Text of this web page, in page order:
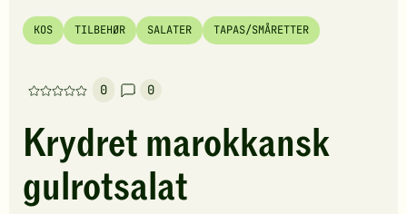
KOS TILBEHØR SALATER TAPAS/SMÅRETTER
0
Denne
har
foreløpig
ingen
vurderinger.
0
Krydret marokkansk
gulrotsalat